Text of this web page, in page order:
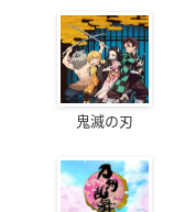
鬼滅の刃